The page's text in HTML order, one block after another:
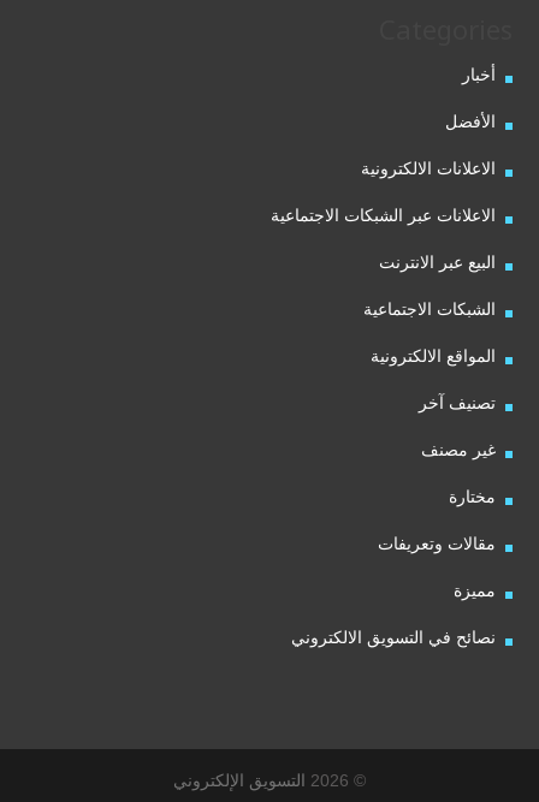
أخبار
الأفضل
الاعلانات الالكترونية
الاعلانات عبر الشبكات الاجتماعية
البيع عبر الانترنت
الشبكات الاجتماعية
المواقع الالكترونية
تصنيف آخر
غير مصنف
مختارة
مقالات وتعريفات
مميزة
نصائح في التسويق الالكتروني
© 2026 التسويق الإلكتروني